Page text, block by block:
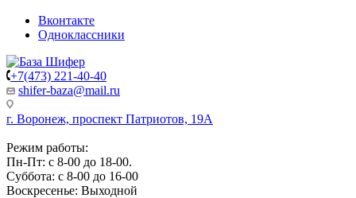
Вконтакте
Одноклассники
+7(473) 221-40-40
shifer-baza@mail.ru
г. Воронеж, проспект Патриотов, 19А
Режим работы:
Пн-Пт: с 8-00 до 18-00.
Суббота: с 8-00 до 16-00
Воскресенье: Выходной